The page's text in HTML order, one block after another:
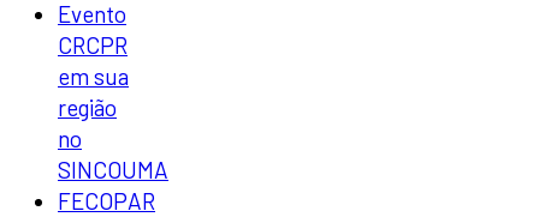
Evento
CRCPR
em sua
região
no
SINCOUMA
FECOPAR